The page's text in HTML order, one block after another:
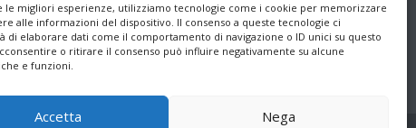
le migliori esperienze, utilizziamo tecnologie come i cookie per memorizzare
alle informazioni del dispositivo. Il consenso a queste tecnologie ci
di elaborare dati come il comportamento di navigazione o ID unici su questo
o ritirare il consenso può influire negativamente su alcune
e funzioni.
Accetta Nega